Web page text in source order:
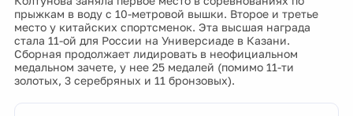
прыжкам в воду с 10-метровой вышки. Второе и третье
место у китайских спортсменок. Эта высшая награда
стала 11-ой для России на Универсиаде в Казани.
Сборная продолжает лидировать в неофициальном
медальном зачете, у нее 25 медалей (помимо 11-ти
золотых, 3 серебряных и 11 бронзовых).